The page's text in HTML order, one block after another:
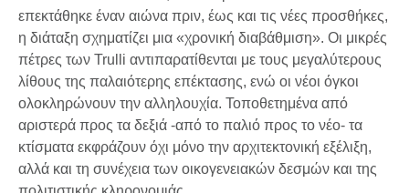
επεκτάθηκε έναν αιώνα πριν, έως και τις νέες προσθήκες,
η διάταξη σχηματίζει μια «χρονική διαβάθμιση». Οι μικρές
πέτρες των Trulli αντιπαρατίθενται με τους μεγαλύτερους
λίθους της παλαιότερης επέκτασης, ενώ οι νέοι όγκοι
ολοκληρώνουν την αλληλουχία. Τοποθετημένα από
αριστερά προς τα δεξιά -από το παλιό προς το νέο- τα
κτίσματα εκφράζουν όχι μόνο την αρχιτεκτονική εξέλιξη,
αλλά και τη συνέχεια των οικογενειακών δεσμών και της